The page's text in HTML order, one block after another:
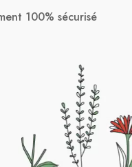
100% sécurisé